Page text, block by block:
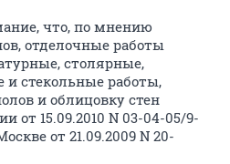
что, по мнению
отделочные работы
столярные,
стекольные работы,
и облицовку стен
от 15.09.2010 N 03-04-05/9-
от 21.09.2009 N 20-